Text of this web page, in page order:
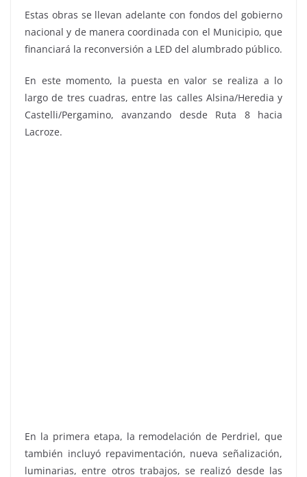
Estas obras se llevan adelante con fondos del gobierno
nacional y de manera coordinada con el Municipio, que
financiará la reconversión a LED del alumbrado público.
En este momento, la puesta en valor se realiza a lo
largo de tres cuadras, entre las calles Alsina/Heredia y
Castelli/Pergamino, avanzando desde Ruta 8 hacia
Lacroze.
En la primera etapa, la remodelación de Perdriel, que
también incluyó repavimentación, nueva señalización,
luminarias, entre otros trabajos, se realizó desde las